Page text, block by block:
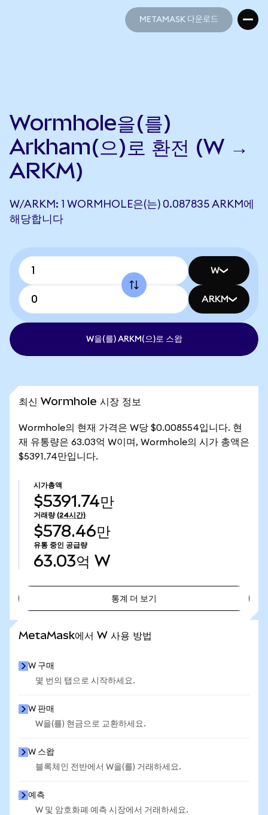
METAMASK 다운로드
Wormhole을(를)
Arkham(으)로 환전 (W →
ARKM)
W/ARKM: 1 WORMHOLE은(는) 0.087835 ARKM에
해당합니다
W
ARKM
W을(를) ARKM(으)로 스왑
최신 Wormhole 시장 정보
Wormhole의 현재 가격은 W당 $0.008554입니다. 현
재 유통량은 63.03억 W이며, Wormhole의 시가 총액은
$5391.74만입니다.
시가총액
$5391.74만
거래량 (24시간)
$578.46만
유통 중인 공급량
63.03억 W
통계 더 보기
MetaMask에서 W 사용 방법
W 구매
몇 번의 탭으로 시작하세요.
W 판매
W을(를) 현금으로 교환하세요.
W 스왑
블록체인 전반에서 W을(를) 거래하세요.
예측
W 및 암호화폐 예측 시장에서 거래하세요.